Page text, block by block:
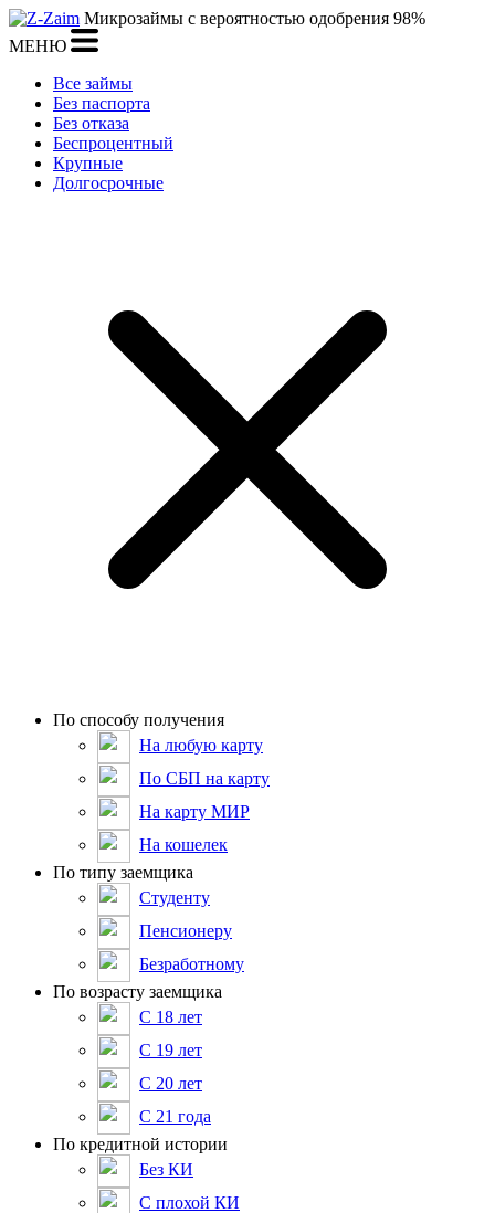
Микрозаймы с вероятностью одобрения 98%
МЕНЮ
Все займы
Без паспорта
Без отказа
Беспроцентный
Крупные
Долгосрочные
По способу получения
На любую карту
По СБП на карту
На карту МИР
На кошелек
По типу заемщика
Студенту
Пенсионеру
Безработному
По возрасту заемщика
С 18 лет
С 19 лет
С 20 лет
С 21 года
По кредитной истории
Без КИ
С плохой КИ